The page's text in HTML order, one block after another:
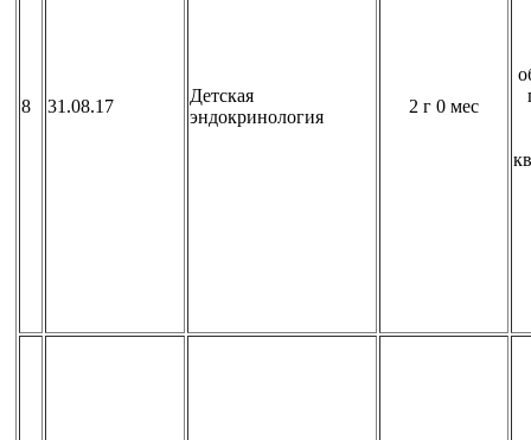
8 31.08.17
Детская
эндокринология
2 г 0 мес